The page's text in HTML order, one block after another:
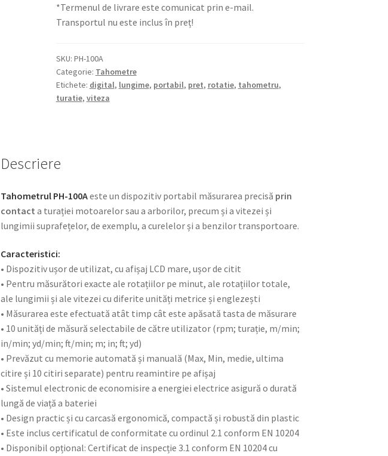
*Termenul de livrare este comunicat prin e-mail.
Transportul nu este inclus în preț!
SKU: PH-100A
Categorie: Tahometre
Etichete: digital, lungime, portabil, pret, rotatie, tahometru,
turatie, viteza
Descriere
Tahometrul PH-100Aeste un dispozitiv portabil măsurarea precisă prin
contact a turației motoarelor sau a arborilor, precum și a vitezei și
lungimii suprafețelor, de exemplu, a curelelor și a benzilor transportoare.
Caracteristici:
• Dispozitiv ușor de utilizat, cu afișaj LCD mare, ușor de citit
• Pentru măsurători exacte ale rotațiilor pe minut, ale rotațiilor totale,
ale lungimii și ale vitezei cu diferite unități metrice și englezești
• Măsurarea este efectuată atât timp cât este apăsată tasta de măsurare
• 10 unități de măsură selectabile de către utilizator (rpm; turație, m/min;
in/min; yd/min; ft/min; m; in; ft; yd)
• Prevăzut cu memorie automată și manuală (Max, Min, medie, ultima
citire și 10 citiri separate) pentru reamintire pe afișaj
• Sistemul electronic de economisire a energiei electrice asigură o durată
lungă de viață a bateriei
• Design practic și cu carcasă ergonomică, compactă și robustă din plastic
• Este inclus certificatul de conformitate cu ordinul 2.1 conform EN 10204
• Disponibil opțional: Certificat de inspecție 3.1 conform EN 10204 cu